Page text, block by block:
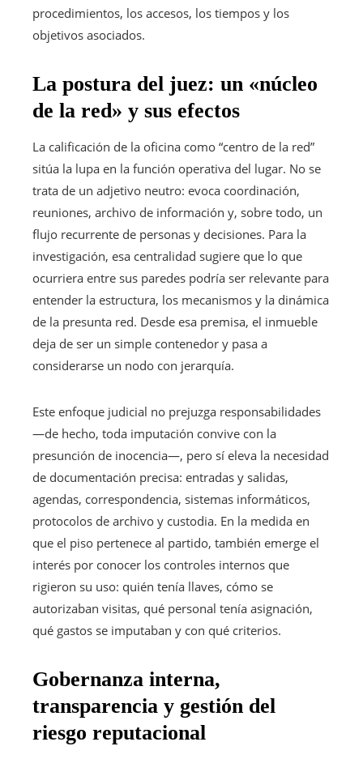
procedimientos, los accesos, los tiempos y los
objetivos asociados.
La postura del juez: un «núcleo
de la red» y sus efectos
La calificación de la oficina como “centro de la red”
sitúa la lupa en la función operativa del lugar. No se
trata de un adjetivo neutro: evoca coordinación,
reuniones, archivo de información y, sobre todo, un
flujo recurrente de personas y decisiones. Para la
investigación, esa centralidad sugiere que lo que
ocurriera entre sus paredes podría ser relevante para
entender la estructura, los mecanismos y la dinámica
de la presunta red. Desde esa premisa, el inmueble
deja de ser un simple contenedor y pasa a
considerarse un nodo con jerarquía.
Este enfoque judicial no prejuzga responsabilidades
—de hecho, toda imputación convive con la
presunción de inocencia—, pero sí eleva la necesidad
de documentación precisa: entradas y salidas,
agendas, correspondencia, sistemas informáticos,
protocolos de archivo y custodia. En la medida en
que el piso pertenece al partido, también emerge el
interés por conocer los controles internos que
rigieron su uso: quién tenía llaves, cómo se
autorizaban visitas, qué personal tenía asignación,
qué gastos se imputaban y con qué criterios.
Gobernanza interna,
transparencia y gestión del
riesgo reputacional